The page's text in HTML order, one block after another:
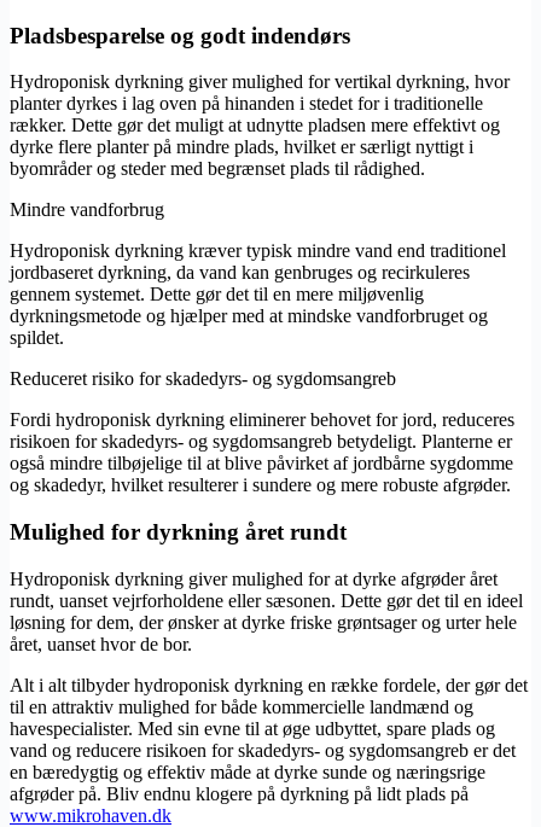
Pladsbesparelse og godt indendørs
Hydroponisk dyrkning giver mulighed for vertikal dyrkning, hvor
planter dyrkes i lag oven på hinanden i stedet for i traditionelle
rækker. Dette gør det muligt at udnytte pladsen mere effektivt og
dyrke flere planter på mindre plads, hvilket er særligt nyttigt i
byområder og steder med begrænset plads til rådighed.
Mindre vandforbrug
Hydroponisk dyrkning kræver typisk mindre vand end traditionel
jordbaseret dyrkning, da vand kan genbruges og recirkuleres
gennem systemet. Dette gør det til en mere miljøvenlig
dyrkningsmetode og hjælper med at mindske vandforbruget og
spildet.
Reduceret risiko for skadedyrs- og sygdomsangreb
Fordi hydroponisk dyrkning eliminerer behovet for jord, reduceres
risikoen for skadedyrs- og sygdomsangreb betydeligt. Planterne er
også mindre tilbøjelige til at blive påvirket af jordbårne sygdomme
og skadedyr, hvilket resulterer i sundere og mere robuste afgrøder.
Mulighed for dyrkning året rundt
Hydroponisk dyrkning giver mulighed for at dyrke afgrøder året
rundt, uanset vejrforholdene eller sæsonen. Dette gør det til en ideel
løsning for dem, der ønsker at dyrke friske grøntsager og urter hele
året, uanset hvor de bor.
Alt i alt tilbyder hydroponisk dyrkning en række fordele, der gør det
til en attraktiv mulighed for både kommercielle landmænd og
havespecialister. Med sin evne til at øge udbyttet, spare plads og
vand og reducere risikoen for skadedyrs- og sygdomsangreb er det
en bæredygtig og effektiv måde at dyrke sunde og næringsrige
afgrøder på. Bliv endnu klogere på dyrkning på lidt plads på
www.mikrohaven.dk